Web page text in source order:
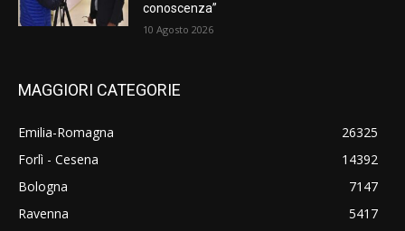
conoscenza”
10 Agosto 2026
MAGGIORI CATEGORIE
Emilia-Romagna
26325
Forlì - Cesena
14392
Bologna
7147
Ravenna
5417